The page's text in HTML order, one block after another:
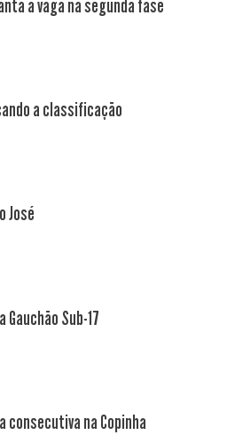
a vaga na segunda fase
a classificação
José
Sub-17
consecutiva na Copinha